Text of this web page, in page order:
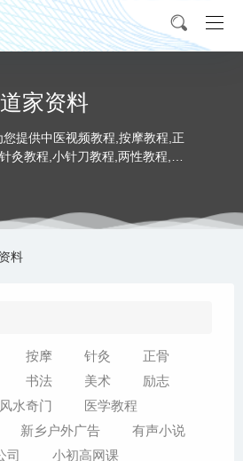
道家资料
提供中医视频教程,按摩教程,正
灸教程,小针刀教程,两性教程,推
料
按摩 针灸
正骨
书法 美术
励志
风水奇门
医学教程
新乡户外广告
有声小说
司
小初高网课